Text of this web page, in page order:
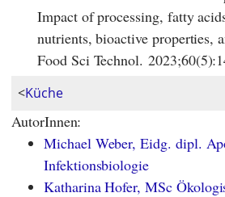
Impact of processing, fatty
nutrients, bioactive properties,
Food Sci Technol.
<Küche
AutorInnen:
Michael Weber, Eidg. dipl.
Infektionsbiologie
Katharina Hofer, MSc